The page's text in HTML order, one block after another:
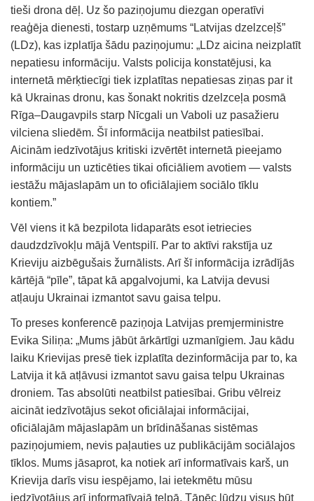
tieši drona dēļ. Uz šo paziņojumu diezgan operatīvi
reaģēja dienesti, tostarp uzņēmums “Latvijas dzelzceļš”
(LDz), kas izplatīja šādu paziņojumu: „LDz aicina neizplatīt
nepatiesu informāciju. Valsts policija konstatējusi, ka
internetā mērķtiecīgi tiek izplatītas nepatiesas ziņas par it
kā Ukrainas dronu, kas šonakt nokritis dzelzceļa posmā
Rīga–Daugavpils starp Nīcgali un Vaboli uz pasažieru
vilciena sliedēm. Šī informācija neatbilst patiesībai.
Aicinām iedzīvotājus kritiski izvērtēt internetā pieejamo
informāciju un uzticēties tikai oficiāliem avotiem — valsts
iestāžu mājaslapām un to oficiālajiem sociālo tīklu
kontiem.”
Vēl viens it kā bezpilota lidaparāts esot ietriecies
daudzdzīvokļu mājā Ventspilī. Par to aktīvi rakstīja uz
Krieviju aizbēgušais žurnālists. Arī šī informācija izrādījās
kārtējā “pīle”, tāpat kā apgalvojumi, ka Latvija devusi
atļauju Ukrainai izmantot savu gaisa telpu.
To preses konferencē paziņoja Latvijas premjerministre
Evika Siliņa: „Mums jābūt ārkārtīgi uzmanīgiem. Jau kādu
laiku Krievijas presē tiek izplatīta dezinformācija par to, ka
Latvija it kā atļāvusi izmantot savu gaisa telpu Ukrainas
droniem. Tas absolūti neatbilst patiesībai. Gribu vēlreiz
aicināt iedzīvotājus sekot oficiālajai informācijai,
oficiālajām mājaslapām un brīdināšanas sistēmas
paziņojumiem, nevis paļauties uz publikācijām sociālajos
tīklos. Mums jāsaprot, ka notiek arī informatīvais karš, un
Krievija darīs visu iespējamo, lai ietekmētu mūsu
iedzīvotājus arī informatīvajā telpā. Tāpēc lūdzu visus būt